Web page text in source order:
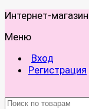
Интернет-
Меню
Вход
Регистрация